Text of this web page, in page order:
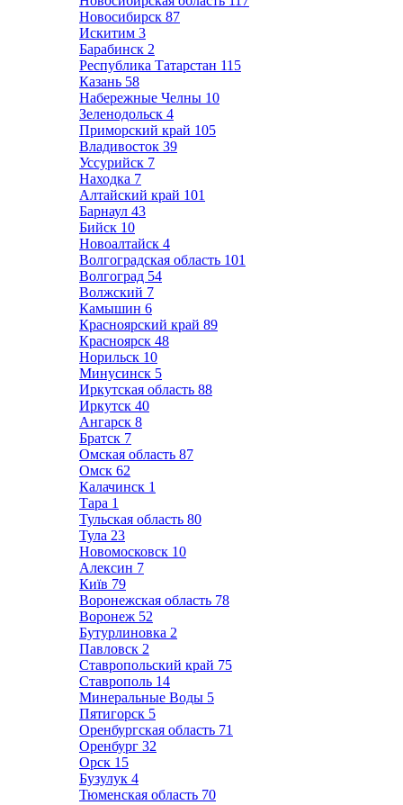
Новосибирск 87
Искитим 3
Барабинск 2
Республика Татарстан 115
Казань 58
Набережные Челны 10
Зеленодольск 4
Приморский край 105
Владивосток 39
Уссурийск 7
Находка 7
Алтайский край 101
Барнаул 43
Бийск 10
Новоалтайск 4
Волгоградская область 101
Волгоград 54
Волжский 7
Камышин 6
Красноярский край 89
Красноярск 48
Норильск 10
Минусинск 5
Иркутская область 88
Иркутск 40
Ангарск 8
Братск 7
Омская область 87
Омск 62
Калачинск 1
Тара 1
Тульская область 80
Тула 23
Новомосковск 10
Алексин 7
Київ 79
Воронежская область 78
Воронеж 52
Бутурлиновка 2
Павловск 2
Ставропольский край 75
Ставрополь 14
Минеральные Воды 5
Пятигорск 5
Оренбургская область 71
Оренбург 32
Орск 15
Бузулук 4
Тюменская область 70